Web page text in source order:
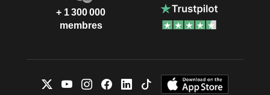
+ 1 300 000
membres